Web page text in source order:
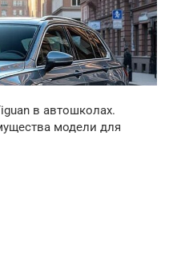
в автошколах.
модели для